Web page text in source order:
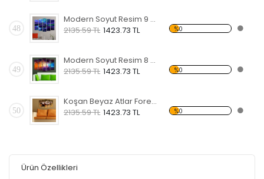
48
Modern Soyut Resim 9 Forex Tablo
2135.59 TL 1423.73 TL %0
49
Modern Soyut Resim 8 Forex Tablo
2135.59 TL 1423.73 TL %0
50
Koşan Beyaz Atlar Forex Tablo
2135.59 TL 1423.73 TL %0
Ürün Özellikleri